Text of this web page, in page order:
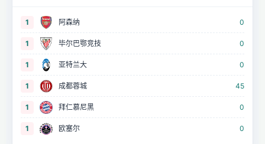
1 阿森纳 0
1 毕尔巴鄂竞技 0
1 亚特兰大 0
1 成都蓉城 45
1 拜仁慕尼黑 0
1 欧塞尔 0